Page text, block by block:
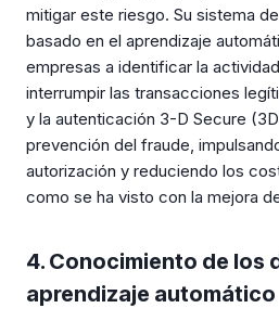
mitigar este riesgo. Su sistema
basado en el aprendizaje
empresas a identificar la
interrumpir las transacciones
y la autenticación 3-D Secure
prevención del fraude,
autorización y reduciendo los
como se ha visto con la mejora
4. Conocimiento de los
aprendizaje automático